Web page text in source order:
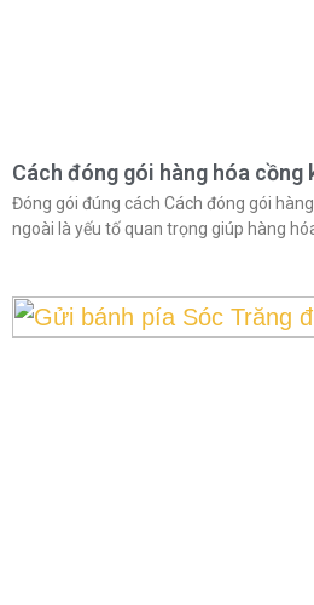
Cách đóng gói hàng hóa cồng
Đóng gói đúng cách Cách đóng gói
ngoài là yếu tố quan trọng giúp hàng